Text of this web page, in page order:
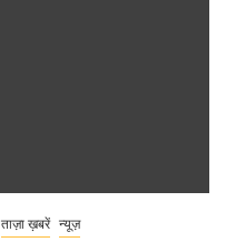
ताज़ा ख़बरें न्यूज़